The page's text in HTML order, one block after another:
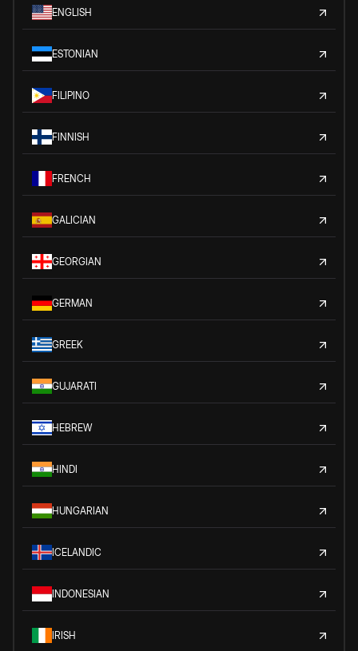
ENGLISH
ESTONIAN
FILIPINO
FINNISH
FRENCH
GALICIAN
GEORGIAN
GERMAN
GREEK
GUJARATI
HEBREW
HINDI
HUNGARIAN
ICELANDIC
INDONESIAN
IRISH